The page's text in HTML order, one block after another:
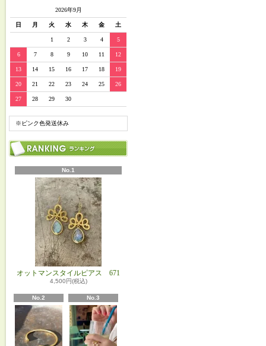
2026年9月
日 月 火 水 木 金 土
1 2 3 4 5
6 7 8 9 10 11 12
13 14 15 16 17 18 19
20 21 22 23 24 25 26
27 28 29 30
※ピンク色発送休み
No.1
オットマンスタイルピアス 671
4,500円(税込)
No.2 No.3